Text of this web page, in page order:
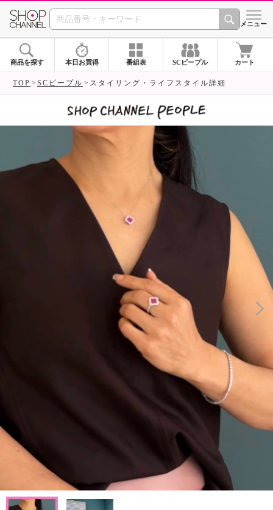
SHOP CHANNEL シメニュー
商品を探す 本日お買得 番組表 SCピープル カート
TOP SCピープル スタイリング・ライフスタイル詳細